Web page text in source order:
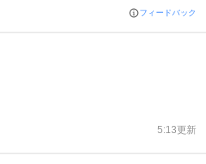
フィードバック
5:13更新